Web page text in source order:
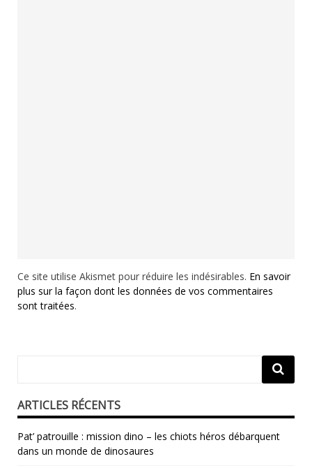
Ce site utilise Akismet pour réduire les indésirables. En savoir
plus sur la façon dont les données de vos commentaires
sont traitées.
ARTICLES RÉCENTS
Pat’ patrouille : mission dino – les chiots héros débarquent
dans un monde de dinosaures